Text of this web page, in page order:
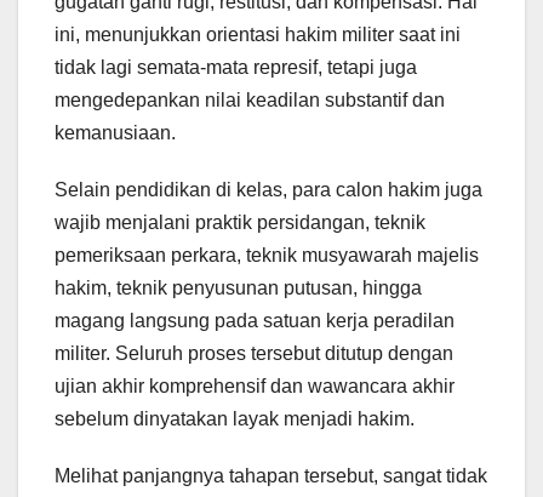
ini, menunjukkan orientasi hakim militer saat ini
tidak lagi semata-mata represif, tetapi juga
mengedepankan nilai keadilan substantif dan
kemanusiaan.
Selain pendidikan di kelas, para calon hakim juga
wajib menjalani praktik persidangan, teknik
pemeriksaan perkara, teknik musyawarah majelis
hakim, teknik penyusunan putusan, hingga
magang langsung pada satuan kerja peradilan
militer. Seluruh proses tersebut ditutup dengan
ujian akhir komprehensif dan wawancara akhir
sebelum dinyatakan layak menjadi hakim.
Melihat panjangnya tahapan tersebut, sangat tidak